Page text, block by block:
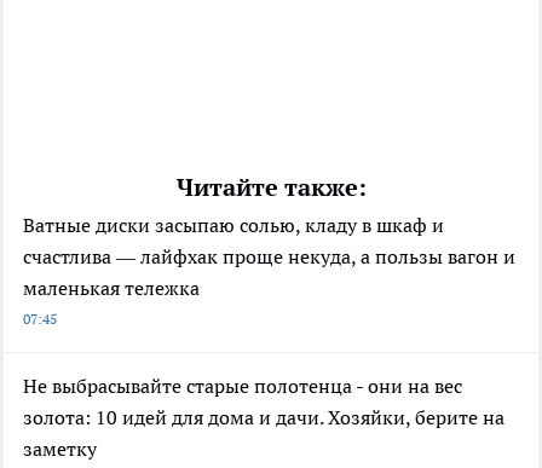
Читайте также:
Ватные диски засыпаю солью, кладу в шкаф и
счастлива — лайфхак проще некуда, а пользы вагон и
маленькая тележка
07:45
Не выбрасывайте старые полотенца - они на вес
золота: 10 идей для дома и дачи. Хозяйки, берите на
заметку